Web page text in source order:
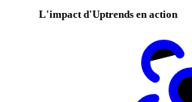
L'impact d'Uptrends en action